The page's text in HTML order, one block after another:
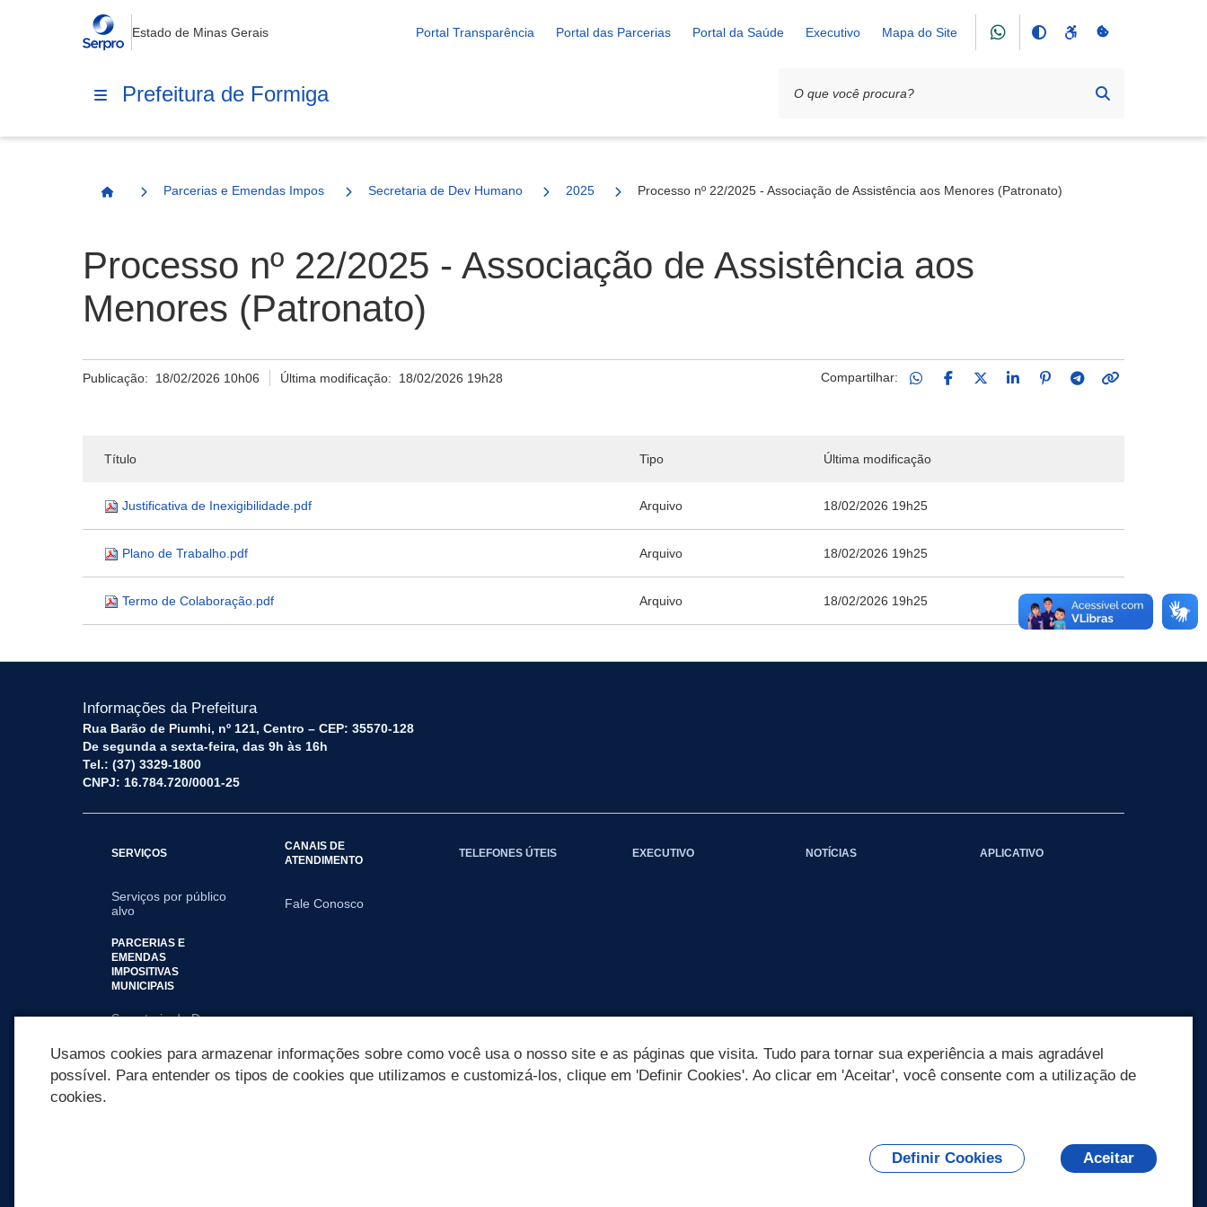
Estado de Minas Gerais Portal Transparência Portal das Parcerias Portal da Saúde Executivo Mapa do Site
Prefeitura de Formiga
Página Inicial
Parcerias e Emendas Impositivas MunicipaisSecretaria de Dev Humano 2025 Processo nº 22/2025 - Associação de Assistência aos Menores (Patronato)
Processo nº 22/2025 - Associação de Assistência aos
Menores (Patronato)
Publicação: 18/02/2026 10h06 Última modificação: 18/02/2026 19h28 Compartilhar:
Título Tipo Última modificação
Justificativa de Inexigibilidade.pdf Arquivo 18/02/2026 19h25
Plano de Trabalho.pdf Arquivo 18/02/2026 19h25
Termo de Colaboração.pdf Arquivo 18/02/2026 19h25
Informações da Prefeitura
Rua Barão de Piumhi, nº 121, Centro – CEP: 35570-128
De segunda a sexta-feira, das 9h às 16h
Tel.: (37) 3329-1800
CNPJ: 16.784.720/0001-25
SERVIÇOS
Serviços por público
alvo
CANAIS DE
ATENDIMENTO
Fale Conosco
TELEFONES ÚTEIS EXECUTIVO NOTÍCIAS APLICATIVO
PARCERIAS E
EMENDAS
IMPOSITIVAS
MUNICIPAIS
Secretaria de Dev
Usamos cookies para armazenar informações sobre como você usa o nosso site e as páginas que visita. Tudo para tornar sua experiência a mais agradável
possível. Para entender os tipos de cookies que utilizamos e customizá-los, clique em 'Definir Cookies'. Ao clicar em 'Aceitar', você consente com a utilização de
cookies.
Definir Cookies Aceitar